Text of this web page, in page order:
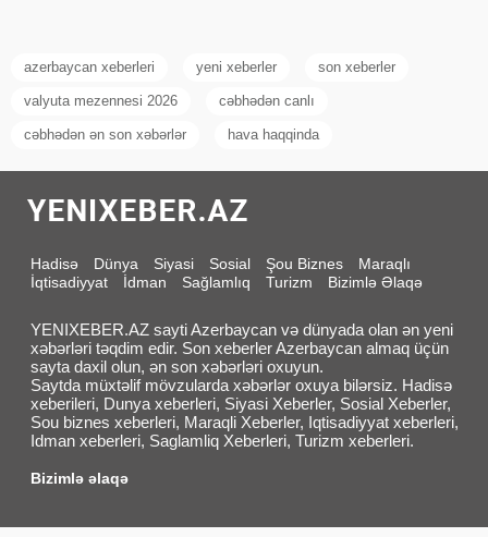
azerbaycan xeberleri yeni xeberler son xeberler
valyuta mezennesi 2026 cəbhədən canlı
cəbhədən ən son xəbərlər hava haqqinda
Hadisə Dünya Siyasi Sosial Şou Biznes
Maraqlı
İqtisadiyyat
İdman Sağlamlıq Turizm Bizimlə Əlaqə
YENIXEBER.AZ sayti Azerbaycan və dünyada olan ən yeni
xəbərləri təqdim edir. Son xeberler Azerbaycan almaq üçün
sayta daxil olun, ən son xəbərləri oxuyun.
Saytda müxtəlif mövzularda xəbərlər oxuya bilərsiz. Hadisə
xeberileri, Dunya xeberleri, Siyasi Xeberler, Sosial Xeberler,
Sou biznes xeberleri, Maraqli Xeberler, Iqtisadiyyat xeberleri,
Idman xeberleri, Saglamliq Xeberleri, Turizm xeberleri.
Bizimlə əlaqə